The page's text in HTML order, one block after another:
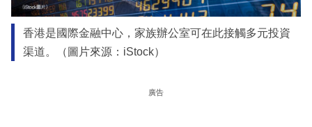
香港是國際金融中心，家族辦公室可在此接觸多元投資
渠道。（圖片來源：iStock）
廣告